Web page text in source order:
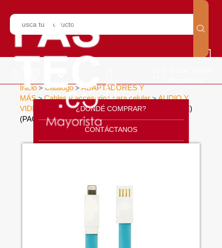
¿DONDÉ COMPRAR?
CONTÁCTANOS
INICIO
Inicio > Catálogo > ADAPTADORES Y
MÁS>Cables y accesorios para celular>AUDIO Y
VIDEO
CABLE FLAT IPHONE 5/6 (20 CM) (BLUE)
(PAQUETE X 10 UND)>